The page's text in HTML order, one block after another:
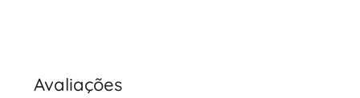
Avaliações